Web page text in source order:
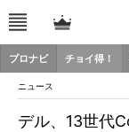
プロナビ チョイ得！
ニュース
デル、13世代